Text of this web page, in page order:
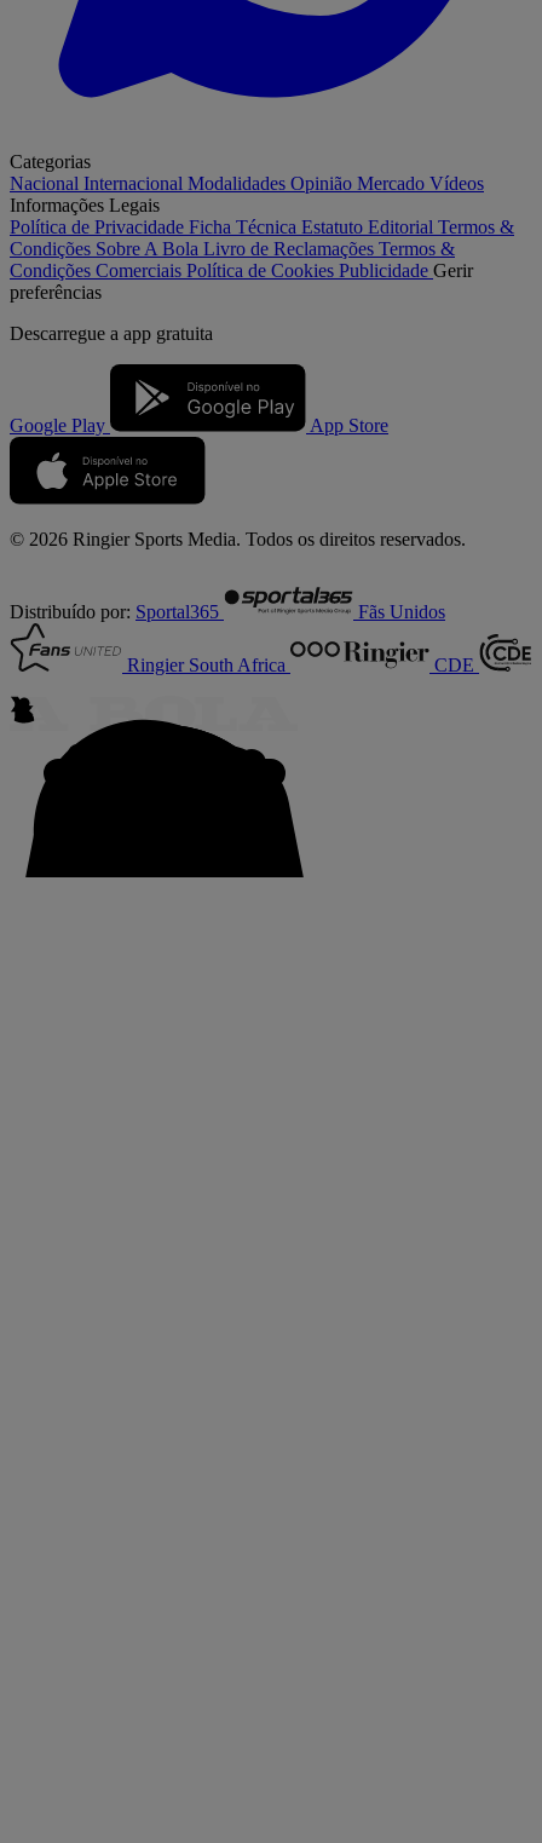
Categorias
Nacional Internacional Modalidades Opinião Mercado Vídeos
Informações Legais
Política de Privacidade Ficha Técnica Estatuto Editorial Termos &
Condições Sobre A Bola Livro de Reclamações Termos &
Condições Comerciais Política de Cookies Publicidade Gerir
preferências
Descarregue a app gratuita
Google Play App Store
© 2026 Ringier Sports Media. Todos os direitos reservados.
Distribuído por: Sportal365 Fãs Unidos
Ringier South Africa CDE